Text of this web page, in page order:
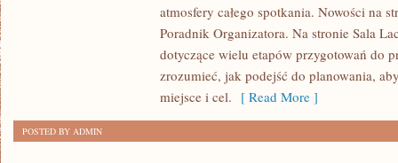
STYLIZACJA
atmosfery całego spotkania. Nowości na
Poradnik Organizatora. Na stronie Sala
dotyczące wielu etapów przygotowań do
zrozumieć, jak podejść do planowania,
miejsce i cel. [ Read More ]
POSTED BY ADMIN